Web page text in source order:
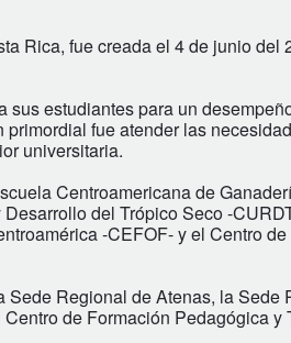
Rica, fue creada el 4 de junio del
estudiantes para un
fue atender las
universitaria.
Centroamericana de
del Trópico Seco -
-CEFOF- y el Centro
Regional de Atenas, la Sede
de Formación Pedagógica y